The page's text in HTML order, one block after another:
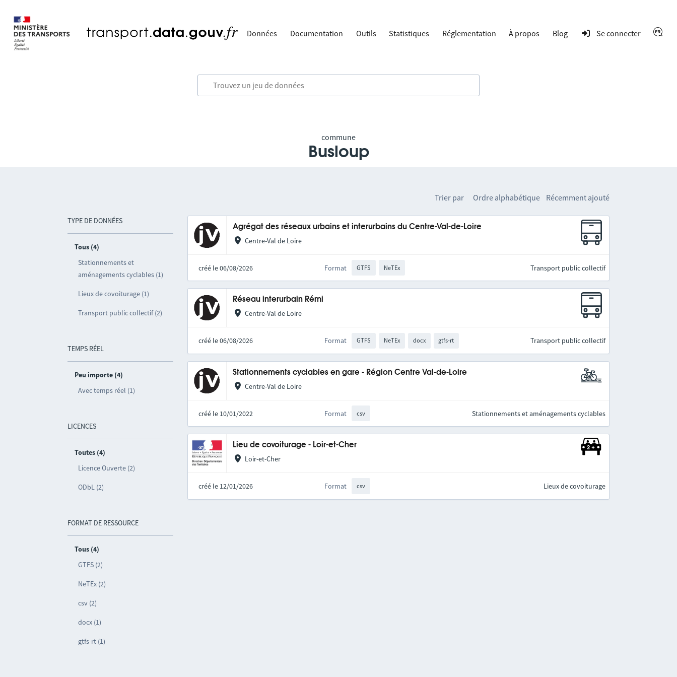
Données Documentation Outils Statistiques Réglementation À propos Blog Se connecter
commune
Busloup
TYPE DE DONNÉES
Tous (4)
Stationnements et
aménagements cyclables (1)
Lieux de covoiturage (1)
Transport public collectif (2)
TEMPS RÉEL
Peu importe (4)
Avec temps réel (1)
LICENCES
Toutes (4)
Licence Ouverte (2)
ODbL (2)
FORMAT DE RESSOURCE
Tous (4)
GTFS (2)
NeTEx (2)
csv (2)
docx (1)
gtfs-rt (1)
Trier par Ordre alphabétique Récemment ajouté
Agrégat des réseaux urbains et interurbains du Centre-Val-de-Loire
Centre-Val de Loire
créé le 06/08/2026 Format GTFS NeTEx Transport public collectif
Réseau interurbain Rémi
Centre-Val de Loire
créé le 06/08/2026 Format GTFS NeTEx docx gtfs-rt Transport public collectif
Stationnements cyclables en gare - Région Centre Val-de-Loire
Centre-Val de Loire
créé le 10/01/2022 Format csv Stationnements et aménagements cyclables
Lieu de covoiturage - Loir-et-Cher
Loir-et-Cher
créé le 12/01/2026 Format csv Lieux de covoiturage